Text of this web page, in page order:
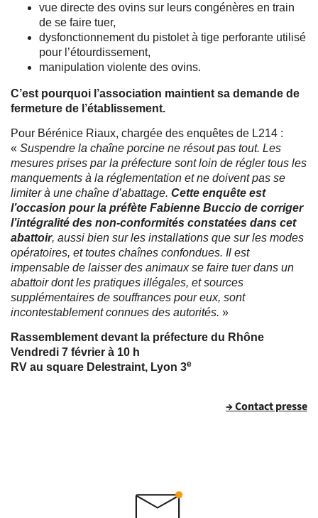
vue directe des ovins sur leurs congénères en train
de se faire tuer,
dysfonctionnement du pistolet à tige perforante utilisé
pour l’étourdissement,
manipulation violente des ovins.
C’est pourquoi l’association maintient sa demande de
fermeture de l’établissement.
Pour Bérénice Riaux, chargée des enquêtes de L214 :
« Suspendre la chaîne porcine ne résout pas tout. Les
mesures prises par la préfecture sont loin de régler tous les
manquements à la réglementation et ne doivent pas se
limiter à une chaîne d’abattage. Cette enquête est
l’occasion pour la préfète Fabienne Buccio de corriger
l’intégralité des non-conformités constatées dans cet
abattoir, aussi bien sur les installations que sur les modes
opératoires, et toutes chaînes confondues. Il est
impensable de laisser des animaux se faire tuer dans un
abattoir dont les pratiques illégales, et sources
supplémentaires de souffrances pour eux, sont
incontestablement connues des autorités. »
Rassemblement devant la préfecture du Rhône
Vendredi 7 février à 10 h
RV au square Delestraint, Lyon 3e
→ Contact presse